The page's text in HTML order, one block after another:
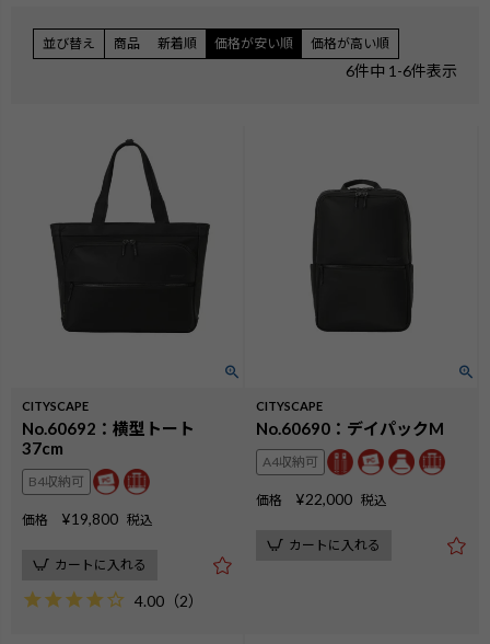
並び替え 商品 新着順 価格が安い順 価格が高い順
6件中 1 -6件表示
CITYSCAPE
No.60692：横型トート
37cm
B4収納可
価格 ¥19,800 税込
カートに入れる
4.00 （2）
CITYSCAPE
No.60690：デイパックM
A4収納可
価格 ¥22,000 税込
カートに入れる